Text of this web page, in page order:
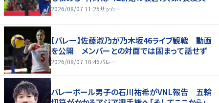
もエール！
2026/08/07 11:25サッカー
【バレー】佐藤淑乃が乃木坂46ライブ観戦 動画
を公開 メンバーとの対面では固まって話せず
2026/08/07 10:46バレー
バレーボール男子の石川祐希がVNL報告 五輪